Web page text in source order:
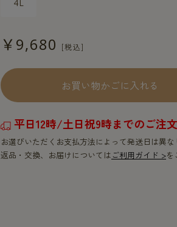
4L
￥9,680
お買い物かごに入れる
平日12時/土日祝9時までのご注
お選びいただくお支払方法によって発送日は異な
返品・交換、お届けについてはご利用ガイド >を